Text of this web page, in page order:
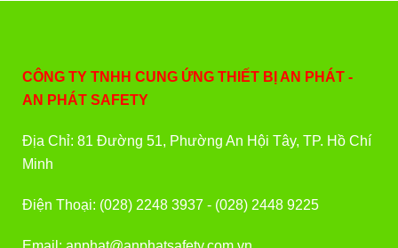
CÔNG TY TNHH CUNG ỨNG THIẾT BỊ AN PHÁT -
AN PHÁT SAFETY
Địa Chỉ: 81 Đường 51, Phường An Hội Tây, TP. Hồ Chí
Minh
Điện Thoại: (028) 2248 3937 - (028) 2448 9225